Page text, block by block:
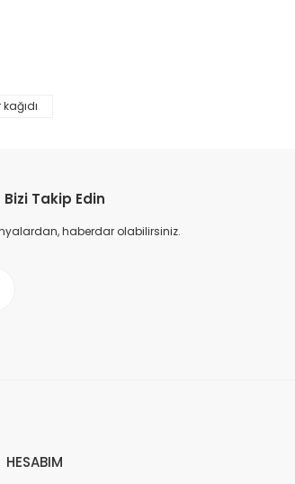
Takip Edin
haberdar olabilirsiniz.
HESABIM